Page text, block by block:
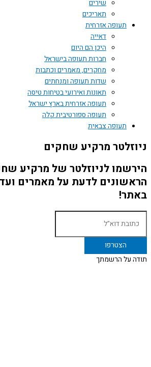
שירים
תאריכים
תעופה אזרחית
דאייה
היכן הם היום
חברות תעופה בישראל
מחקרים, מאמרים וכתבות
שדות תעופה ומנחתים
תאונות ואירועי בטיחות טיסה
תעופה אזרחית בארץ ישראל
תעופה ספורטיבית קלה
תעופה צבאית
ניוזלטר מרקיע שחקים
הירשמו לניוזלטר של מרקיע
הראשונים לדעת על מאמרים
באתר!
תודה על הרשמתך